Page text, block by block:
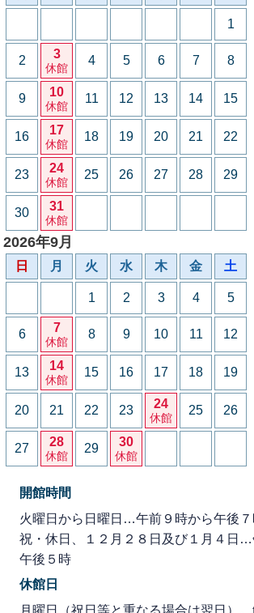
1
2 3
休館
4 5 6 7 8
9 10
休館
11 12 13 14 15
16 17
休館
18 19 20 21 22
23 24
休館
25 26 27 28 29
30 31
休館
2026年9月
日 月 火 水 木 金 土
1 2 3 4 5
6 7
休館
8 9 10 11 12
13 14
休館
15 16 17 18 19
20 21 22 23 24
休館
25 26
27 28
休館
29 30
休館
開館時間
火曜日から日曜日…午前９時から午後
祝・休日、１２月２８日及び１月４日…
午後５時
休館日
月曜日（祝日等と重なる場合は翌日）、